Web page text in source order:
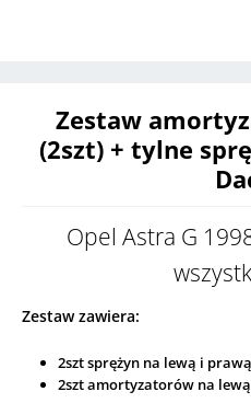
Zestaw
(2szt) + tylne
Opel Astra G
Zestaw zawiera:
2szt sprężyn na lewą i
2szt amortyzatorów na